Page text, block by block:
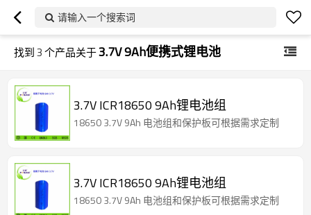
请输入一个搜索词
找到3个产品关于3.7V 9Ah便携式锂电池
3.7V ICR18650 9Ah锂电池组
18650 3.7V 9Ah 电池组和保护板可根据需求定制
3.7V ICR18650 9Ah锂电池组
18650 3.7V 9Ah 电池组和保护板可根据需求定制